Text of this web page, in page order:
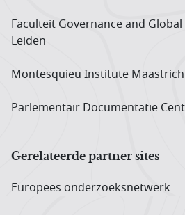
Faculteit Governance and
Leiden
Montesquieu Institute
Parlementair Documentatie
Gerelateerde partner sites
Europees onderzoeks­netwerk